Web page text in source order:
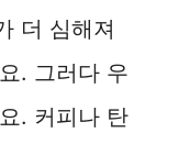
더 심해져
. 그러다 우
. 커피나 탄